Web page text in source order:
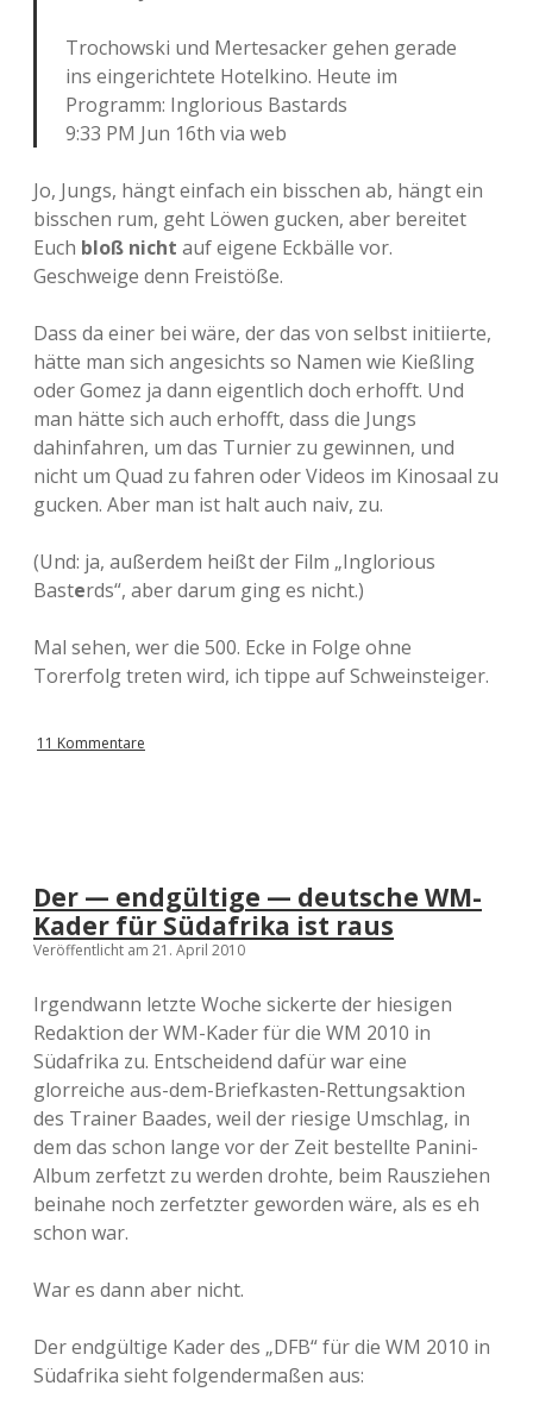
Trochowski und Mertesacker gehen gerade
ins eingerichtete Hotelkino. Heute im
Programm: Inglorious Bastards
9:33 PM Jun 16th via web
Jo, Jungs, hängt einfach ein bisschen ab, hängt ein
bisschen rum, geht Löwen gucken, aber bereitet
Euch bloß nicht auf eigene Eckbälle vor.
Geschweige denn Freistöße.
Dass da einer bei wäre, der das von selbst initiierte,
hätte man sich angesichts so Namen wie Kießling
oder Gomez ja dann eigentlich doch erhofft. Und
man hätte sich auch erhofft, dass die Jungs
dahinfahren, um das Turnier zu gewinnen, und
nicht um Quad zu fahren oder Videos im Kinosaal zu
gucken. Aber man ist halt auch naiv, zu.
(Und: ja, außerdem heißt der Film „Inglorious
Basterds“, aber darum ging es nicht.)
Mal sehen, wer die 500. Ecke in Folge ohne
Torerfolg treten wird, ich tippe auf Schweinsteiger.
11 Kommentare
Der — endgültige — deutsche WM-
Kader für Südafrika ist raus
Veröffentlicht am 21. April 2010
Irgendwann letzte Woche sickerte der hiesigen
Redaktion der WM-Kader für die WM 2010 in
Südafrika zu. Entscheidend dafür war eine
glorreiche aus-dem-Briefkasten-Rettungsaktion
des Trainer Baades, weil der riesige Umschlag, in
dem das schon lange vor der Zeit bestellte Panini-
Album zerfetzt zu werden drohte, beim Rausziehen
beinahe noch zerfetzter geworden wäre, als es eh
schon war.
War es dann aber nicht.
Der endgültige Kader des „DFB“ für die WM 2010 in
Südafrika sieht folgendermaßen aus: